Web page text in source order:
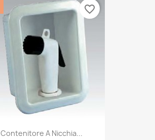
Contenitore A Nicchia...
favorite_border